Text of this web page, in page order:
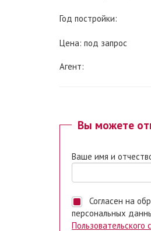
Год постройки:
Цена: под запрос
Агент:
Вы можете
Ваше имя и
Согласен на обработку
персональных
Пользовательского